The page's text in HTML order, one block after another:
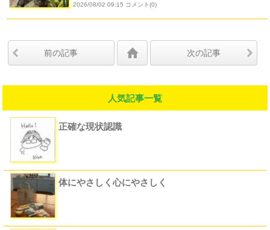
2026/08/02 09:15 コメント(0)
前の記事 次の記事
人気記事一覧
正確な現状認識
体にやさしく心にやさしく